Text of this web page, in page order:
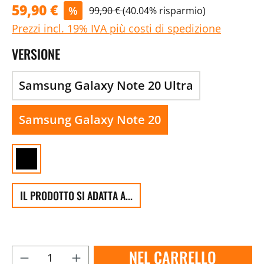
59,90 € % 99,90 €(40.04% risparmio)
Prezzi incl. 19% IVA più costi di spedizione
VERSIONE
Samsung Galaxy Note 20 Ultra
Samsung Galaxy Note 20
IL PRODOTTO SI ADATTA A...
NEL CARRELLO